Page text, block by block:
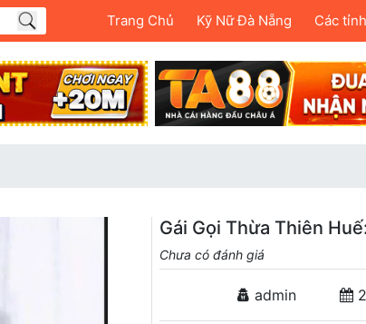
Trang Chủ Kỹ Nữ Đà Nẵng Các
Gái Gọi Thừa Thiên
Chưa có đánh giá
admin